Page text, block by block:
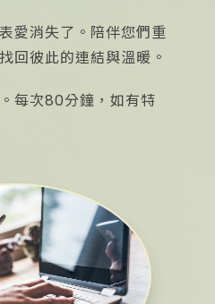
愛消失了。陪伴您們重
回彼此的連結與溫暖。
每次80分鐘，如有特